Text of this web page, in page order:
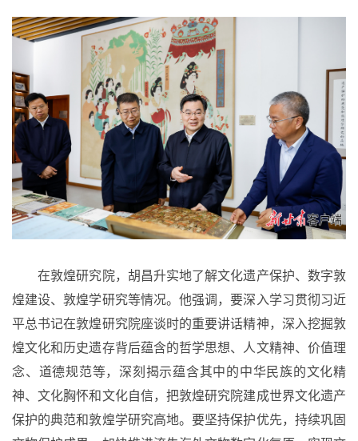
在敦煌研究院，胡昌升实地了解文化遗产保护、数字敦
煌建设、敦煌学研究等情况。他强调，要深入学习贯彻习近
平总书记在敦煌研究院座谈时的重要讲话精神，深入挖掘敦
煌文化和历史遗存背后蕴含的哲学思想、人文精神、价值理
念、道德规范等，深刻揭示蕴含其中的中华民族的文化精
神、文化胸怀和文化自信，把敦煌研究院建成世界文化遗产
保护的典范和敦煌学研究高地。要坚持保护优先，持续巩固